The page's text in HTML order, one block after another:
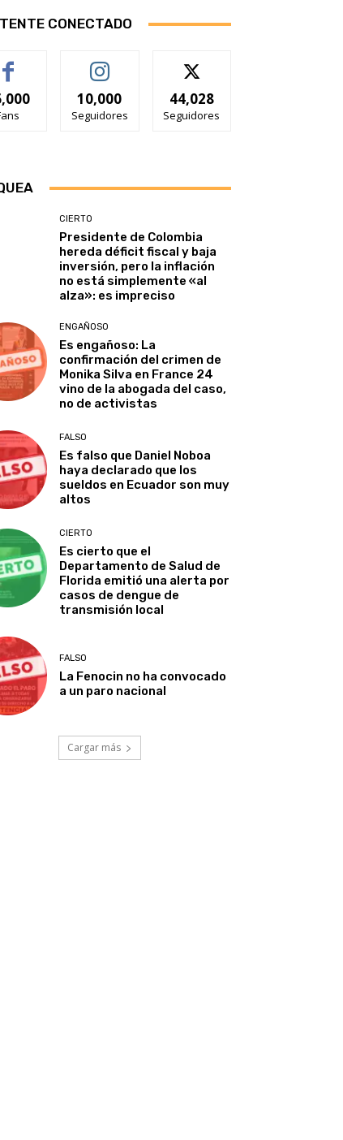
CONECTADO
10,000
Seguidores
44,028
Seguidores
CIERTO
Presidente de Colombia
hereda déficit fiscal y baja
inversión, pero la inflación
no está simplemente «al
alza»: es impreciso
ENGAÑOSO
Es engañoso: La
confirmación del crimen de
Monika Silva en France 24
vino de la abogada del caso,
no de activistas
FALSO
Es falso que Daniel Noboa
haya declarado que los
sueldos en Ecuador son muy
altos
CIERTO
Es cierto que el
Departamento de Salud de
Florida emitió una alerta por
casos de dengue de
transmisión local
FALSO
La Fenocin no ha convocado
a un paro nacional
Cargar más